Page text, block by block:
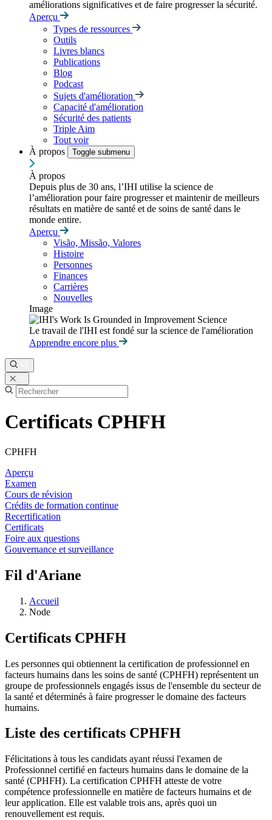
améliorations significatives et de faire progresser la sécurité.
Aperçu
Types de ressources
Outils
Livres blancs
Publications
Blog
Podcast
Sujets d'amélioration
Capacité d'amélioration
Sécurité des patients
Triple Aim
Tout voir
À propos
Toggle submenu
À propos
Depuis plus de 30 ans, l’IHI utilise la science de
l’amélioration pour faire progresser et maintenir de meilleurs
résultats en matière de santé et de soins de santé dans le
monde entire.
Aperçu
Visão, Missão, Valores
Histoire
Personnes
Finances
Carrières
Nouvelles
Image
Le travail de l'IHI est fondé sur la science de l'amélioration
Apprendre encore plus
Certificats CPHFH
CPHFH
Aperçu
Examen
Cours de révision
Crédits de formation continue
Recertification
Certificats
Foire aux questions
Gouvernance et surveillance
Fil d'Ariane
Accueil
Node
Certificats CPHFH
Les personnes qui obtiennent la certification de professionnel en
facteurs humains dans les soins de santé (CPHFH) représentent un
groupe de professionnels engagés issus de l'ensemble du secteur de
la santé et déterminés à faire progresser le domaine des facteurs
humains.
Liste des certificats CPHFH
Félicitations à tous les candidats ayant réussi l'examen de
Professionnel certifié en facteurs humains dans le domaine de la
santé (CPHFH). La certification CPHFH atteste de votre
compétence professionnelle en matière de facteurs humains et de
leur application. Elle est valable trois ans, après quoi un
renouvellement est requis.